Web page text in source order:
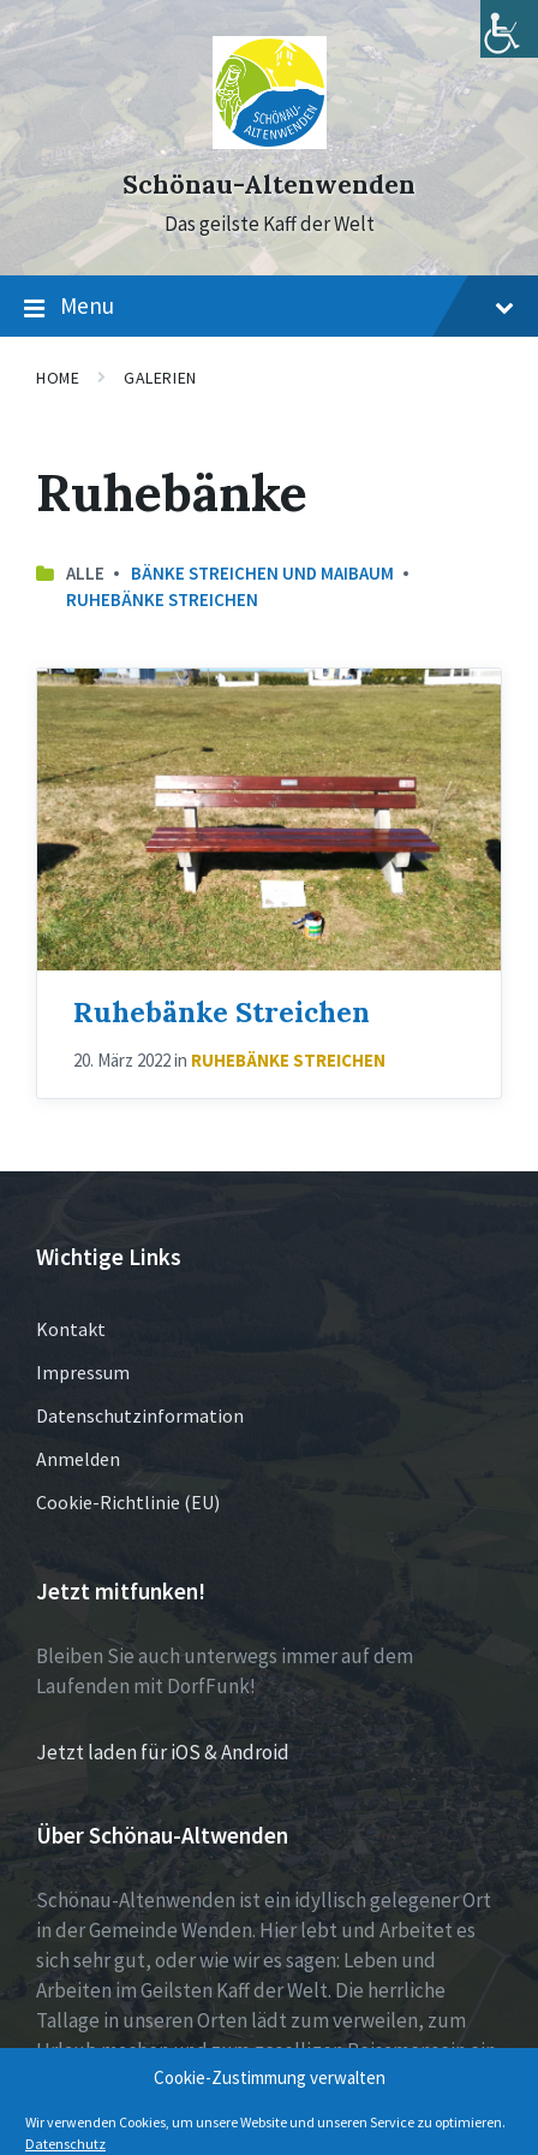
Cookie-Zustimmung verwalten
Wir verwenden Cookies, um unsere Website und unseren Service zu optimieren.
Datenschutz
to
content
to
main
navigation
to
footer
Schönau-Altenwenden
Das geilste Kaff der Welt
Menu
HOME GALERIEN
Ruhebänke
ALLE
BÄNKE STREICHEN UND MAIBAUM
RUHEBÄNKE STREICHEN
Gestrichene
Bank
Ruhebänke Streichen
20. März 2022in RUHEBÄNKE STREICHEN
Wichtige Links
Kontakt
Impressum
Datenschutzinformation
Anmelden
Cookie-Richtlinie (EU)
Jetzt mitfunken!
Bleiben Sie auch unterwegs immer auf dem
Laufenden mit DorfFunk!
Jetzt laden für iOS & Android
Über Schönau-Altwenden
Schönau-Altenwenden ist ein idyllisch gelegener Ort
in der Gemeinde Wenden. Hier lebt und Arbeitet es
sich sehr gut, oder wie wir es sagen: Leben und
Arbeiten im Geilsten Kaff der Welt. Die herrliche
Tallage in unseren Orten lädt zum verweilen, zum
Urlaub machen und zum geselligen Beisamensein ein.
Dies wird auch durch unser aktives Vereinsleben